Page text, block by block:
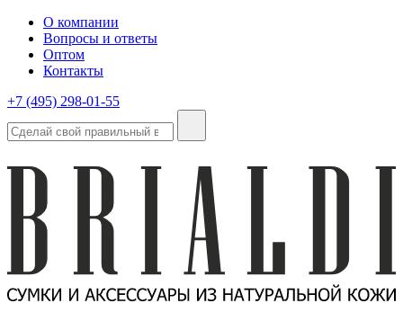
О компании
Вопросы и ответы
Оптом
Контакты
+7 (495) 298-01-55